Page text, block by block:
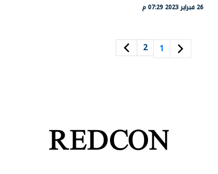
26 فبراير 2023 07:29 م
1
2